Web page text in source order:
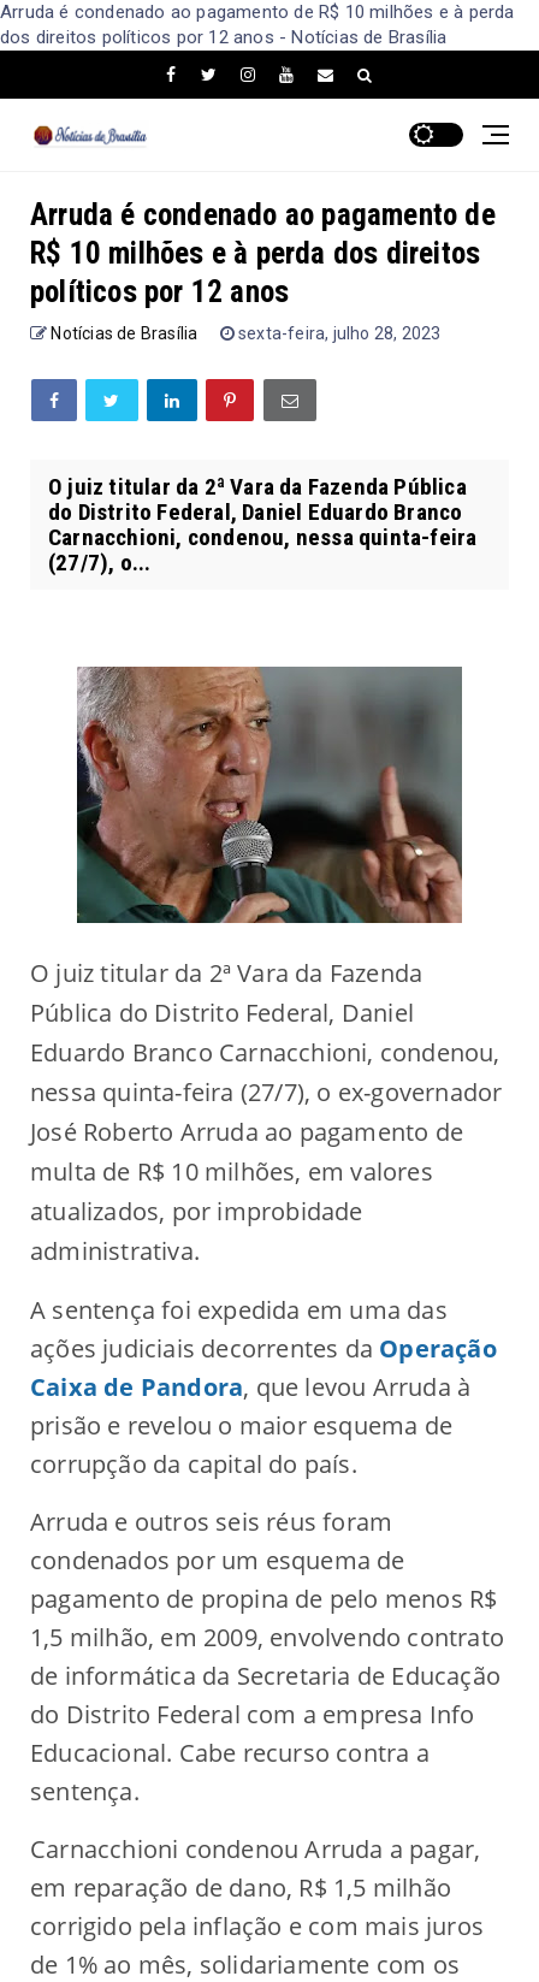
Arruda é condenado ao pagamento de R$ 10 milhões e à perda
dos direitos políticos por 12 anos - Notícias de Brasília
Arruda é condenado ao pagamento de
R$ 10 milhões e à perda dos direitos
políticos por 12 anos
Notícias de Brasília sexta-feira, julho 28, 2023
O juiz titular da 2ª Vara da Fazenda Pública
do Distrito Federal, Daniel Eduardo Branco
Carnacchioni, condenou, nessa quinta-feira
(27/7), o...
O juiz titular da 2ª Vara da Fazenda
Pública do Distrito Federal, Daniel
Eduardo Branco Carnacchioni, condenou,
nessa quinta-feira (27/7), o ex-governador
José Roberto Arruda ao pagamento de
multa de R$ 10 milhões, em valores
atualizados, por improbidade
administrativa.
A sentença foi expedida em uma das
ações judiciais decorrentes da Operação
Caixa de Pandora, que levou Arruda à
prisão e revelou o maior esquema de
corrupção da capital do país.
Arruda e outros seis réus foram
condenados por um esquema de
pagamento de propina de pelo menos R$
1,5 milhão, em 2009, envolvendo contrato
de informática da Secretaria de Educação
do Distrito Federal com a empresa Info
Educacional. Cabe recurso contra a
sentença.
Carnacchioni condenou Arruda a pagar,
em reparação de dano, R$ 1,5 milhão
corrigido pela inflação e com mais juros
de 1% ao mês, solidariamente com os